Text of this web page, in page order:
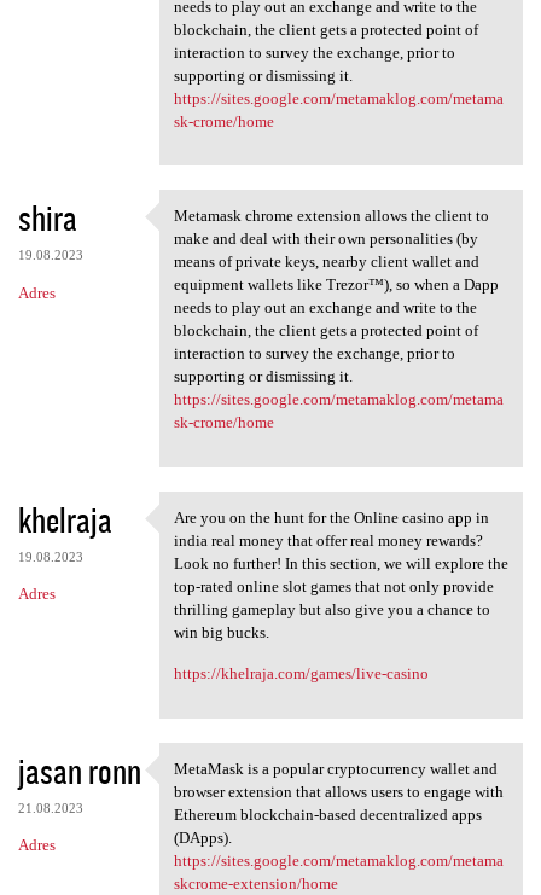
needs to play out an exchange and write to the
blockchain, the client gets a protected point of
interaction to survey the exchange, prior to
supporting or dismissing it.
https://sites.google.com/metamaklog.com/metama
sk-crome/home
shira
19.08.2023
Adres
Metamask chrome extension
Metamask chrome extension allows the client to
make and deal with their own personalities (by
means of private keys, nearby client wallet and
equipment wallets like Trezor™), so when a Dapp
needs to play out an exchange and write to the
blockchain, the client gets a protected point of
interaction to survey the exchange, prior to
supporting or dismissing it.
https://sites.google.com/metamaklog.com/metama
sk-crome/home
khelraja
19.08.2023
Adres
Are you on the hunt for the
Are you on the hunt for the Online casino app in
india real money that offer real money rewards?
Look no further! In this section, we will explore the
top-rated online slot games that not only provide
thrilling gameplay but also give you a chance to
win big bucks.
https://khelraja.com/games/live-casino
jasan ronn
21.08.2023
Adres
MetaMask is a popular
MetaMask is a popular cryptocurrency wallet and
browser extension that allows users to engage with
Ethereum blockchain-based decentralized apps
(DApps).
https://sites.google.com/metamaklog.com/metama
skcrome-extension/home